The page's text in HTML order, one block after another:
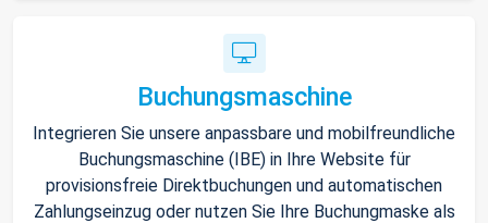
Buchungsmaschine
Integrieren Sie unsere anpassbare und mobilfreundliche
Buchungsmaschine (IBE) in Ihre Website für
provisionsfreie Direktbuchungen und automatischen
Zahlungseinzug oder nutzen Sie Ihre Buchungmaske als